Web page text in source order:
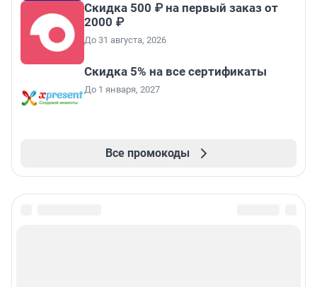
Скидка 500 ₽ на первый заказ от
2000 ₽
До 31 августа, 2026
Скидка 5% на все сертификаты
До 1 января, 2027
Все промокоды